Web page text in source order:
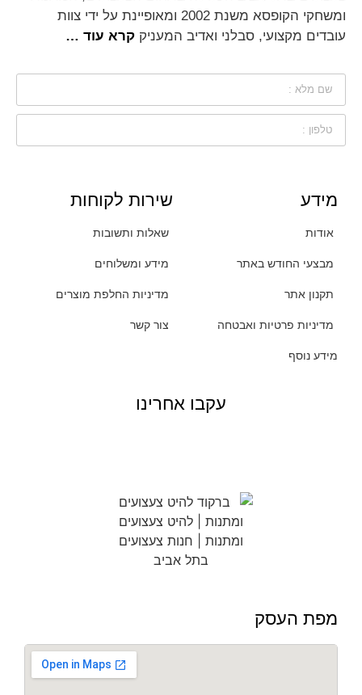
ומשחקי הקופסא משנת 2002 ומאופיינת על ידי צוות
עובדים מקצועי, סבלני ואדיב המעניק קרא עוד …
מידע
אודות
מבצעי החודש באתר
תקנון אתר
מדיניות פרטיות ואבטחה
מידע נוסף
שירות לקוחות
שאלות ותשובות
מידע ומשלוחים
מדיניות החלפת מוצרים
צור קשר
עקבו אחרינו
מפת העסק